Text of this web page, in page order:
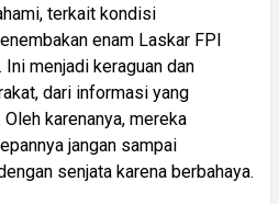
terkait kondisi
enam Laskar FPI
menjadi keraguan dan
dari informasi yang
karenanya, mereka
jangan sampai
senjata karena berbahaya.